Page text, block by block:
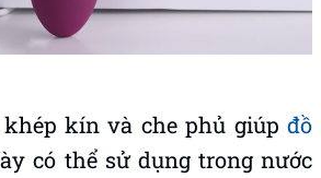
kín và che phủ giúp đồ
có thể sử dụng trong nước